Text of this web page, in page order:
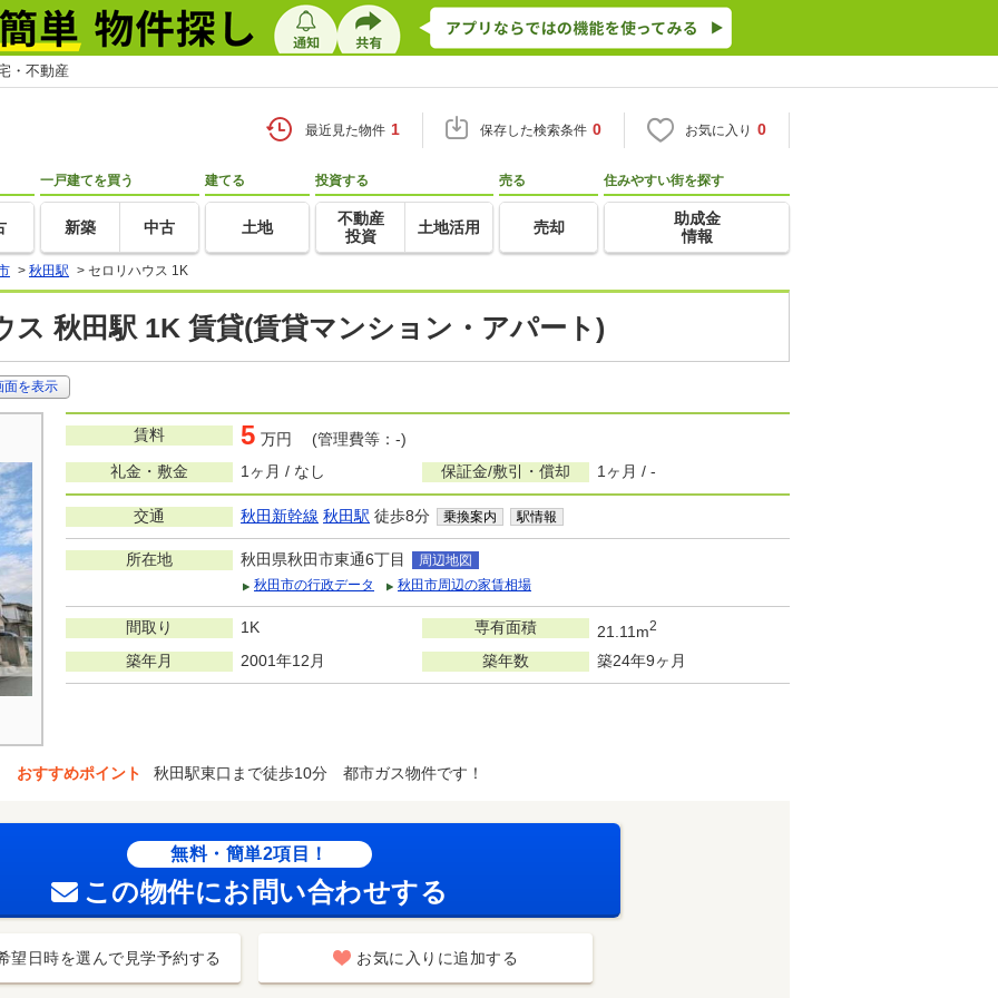
・不動産
最近見た物件 1 保存した検索条件 0 お気に入り 0
一戸建てを買う
新築 中古
建てる
土地
投資する
不動産
投資
土地活用
売る
売却
住みやすい街を探す
助成金
情報
> 秋田駅 > セロリハウス 1K
ス 秋田駅 1K 賃貸(賃貸マンション・アパート)
を表示
賃料 5 万円 (管理費等：-)
礼金・敷金
1ヶ月 / なし 保証金/敷引・償却 1ヶ月 / -
交通 秋田新幹線 秋田駅 徒歩8分 乗換案内 駅情報
所在地 秋田県秋田市東通6丁目
周辺地図
秋田市の行政データ
秋田市周辺の家賃相場
間取り 1K 専有面積 21.11m2
築年月 2001年12月 築年数 築24年9ヶ月
おすすめポイント 秋田駅東口まで徒歩10分 都市ガス物件です！
無料・簡単2項目！
この物件にお問い合わせする
望日時を選んで見学予約する お気に入りに追加する